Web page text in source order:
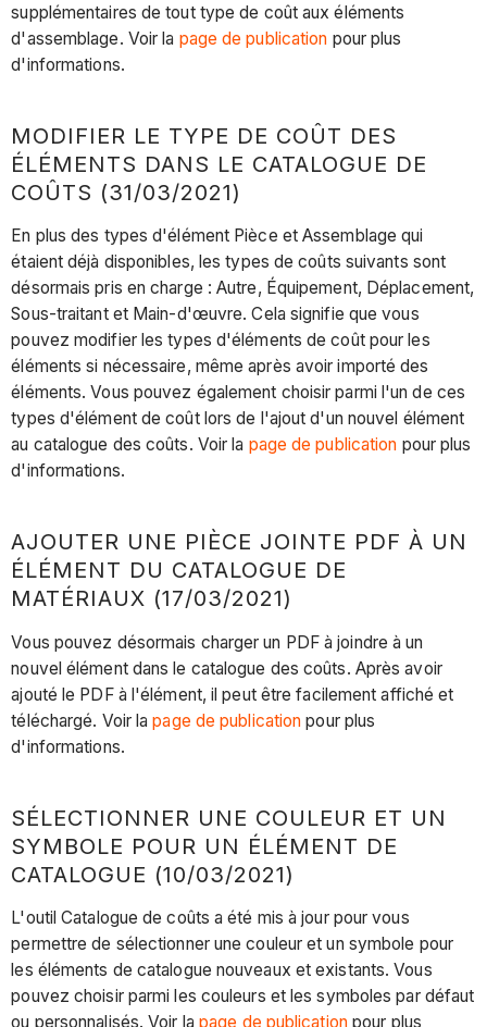
supplémentaires de tout type de coût aux éléments
d'assemblage. Voir la page de publication pour plus
d'informations.
MODIFIER LE TYPE DE COÛT DES
ÉLÉMENTS DANS LE CATALOGUE DE
COÛTS (31/03/2021)
En plus des types d'élément Pièce et Assemblage qui
étaient déjà disponibles, les types de coûts suivants sont
désormais pris en charge : Autre, Équipement, Déplacement,
Sous-traitant et Main-d'œuvre. Cela signifie que vous
pouvez modifier les types d'éléments de coût pour les
éléments si nécessaire, même après avoir importé des
éléments. Vous pouvez également choisir parmi l'un de ces
types d'élément de coût lors de l'ajout d'un nouvel élément
au catalogue des coûts. Voir la page de publication pour plus
d'informations.
AJOUTER UNE PIÈCE JOINTE PDF À UN
ÉLÉMENT DU CATALOGUE DE
MATÉRIAUX (17/03/2021)
Vous pouvez désormais charger un PDF à joindre à un
nouvel élément dans le catalogue des coûts. Après avoir
ajouté le PDF à l'élément, il peut être facilement affiché et
téléchargé. Voir lapage de publication pour plus
d'informations.
SÉLECTIONNER UNE COULEUR ET UN
SYMBOLE POUR UN ÉLÉMENT DE
CATALOGUE (10/03/2021)
L'outil Catalogue de coûts a été mis à jour pour vous
permettre de sélectionner une couleur et un symbole pour
les éléments de catalogue nouveaux et existants. Vous
pouvez choisir parmi les couleurs et les symboles par défaut
ou personnalisés. Voir la page de publicationpour plus